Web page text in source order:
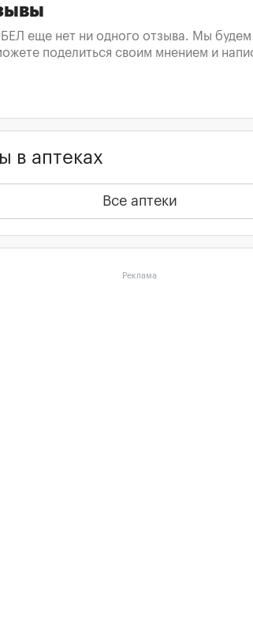
еще нет ни одного отзыва. Мы будем
поделиться своим мнением и
в аптеках
Все аптеки
Реклама